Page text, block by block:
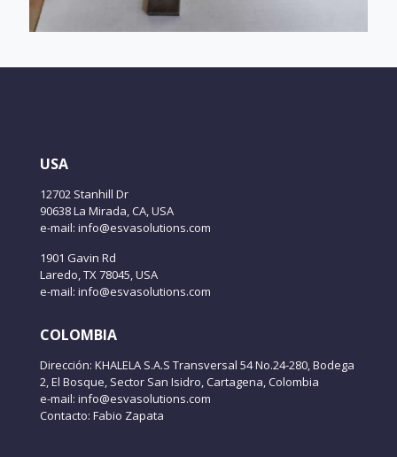
USA
12702 Stanhill Dr
90638 La Mirada, CA, USA
e-mail: info@esvasolutions.com
1901 Gavin Rd
Laredo, TX 78045, USA
e-mail: info@esvasolutions.com
COLOMBIA
Dirección: KHALELA S.A.S Transversal 54 No.24-280, Bodega
2, El Bosque, Sector San Isidro, Cartagena, Colombia
e-mail: info@esvasolutions.com
Contacto: Fabio Zapata